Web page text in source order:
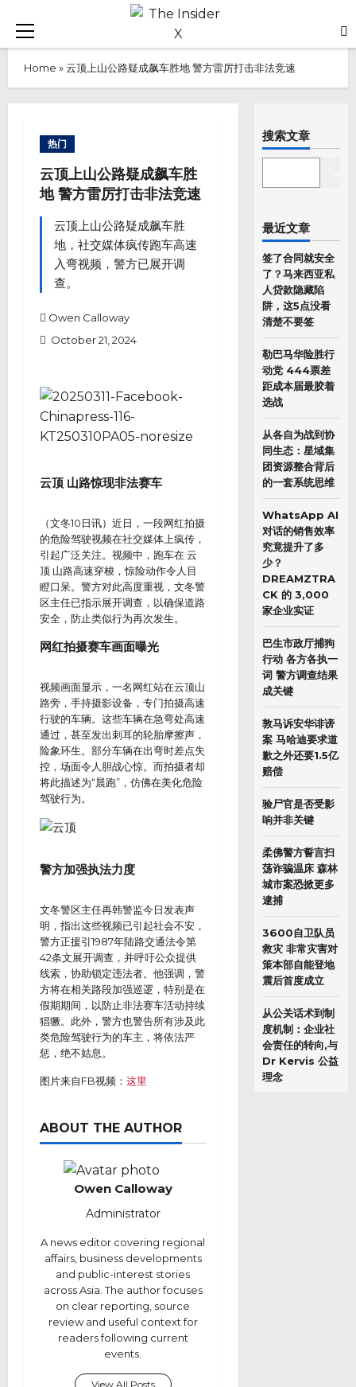
content
Primary
Home »云顶上山公路疑成飙车胜地 警方雷厉打击非法竞速
热门
云顶上山公路疑成飙车胜
地 警方雷厉打击非法竞速
云顶上山公路疑成飙车胜
地，社交媒体疯传跑车高速
入弯视频，警方已展开调
查。
Owen Calloway
October 21, 2024
云顶 山路惊现非法赛车
（文冬10日讯）近日，一段网红拍摄
的危险驾驶视频在社交媒体上疯传，
引起广泛关注。视频中，跑车在 云
顶 山路高速穿梭，惊险动作令人目
瞪口呆。警方对此高度重视，文冬警
区主任已指示展开调查，以确保道路
安全，防止类似行为再次发生。
网红拍摄赛车画面曝光
视频画面显示，一名网红站在云顶山
路旁，手持摄影设备，专门拍摄高速
行驶的车辆。这些车辆在急弯处高速
通过，甚至发出刺耳的轮胎摩擦声，
险象环生。部分车辆在出弯时差点失
控，场面令人胆战心惊。而拍摄者却
将此描述为“晨跑”，仿佛在美化危险
驾驶行为。
警方加强执法力度
文冬警区主任再韩警监今日发表声
明，指出这些视频已引起社会不安，
警方正援引1987年陆路交通法令第
42条文展开调查，并呼吁公众提供
线索，协助锁定违法者。他强调，警
方将在相关路段加强巡逻，特别是在
假期期间，以防止非法赛车活动持续
猖獗。此外，警方也警告所有涉及此
类危险驾驶行为的车主，将依法严
惩，绝不姑息。
图片来自FB视频： 这里
ABOUT THE AUTHOR
Owen Calloway
Administrator
A news editor covering regional
affairs, business developments
and public-interest stories
across Asia. The author focuses
on clear reporting, source
review and useful context for
readers following current
events.
View All Posts
搜索文章
最近文章
签了合同就安全
了？马来西亚私
人贷款隐藏陷
阱，这5点没看
清楚不要签
勒巴马华险胜行
动党 444票差
距成本届最胶着
选战
从各自为战到协
同生态：星域集
团资源整合背后
的一套系统思维
WhatsApp AI
对话的销售效率
究竟提升了多
少？
DREAMZTRA
CK 的 3,000
家企业实证
巴生市政厅捕狗
行动 各方各执一
词 警方调查结果
成关键
敦马诉安华诽谤
案 马哈迪要求道
歉之外还要1.5亿
赔偿
验尸官是否受影
响并非关键
柔佛警方誓言扫
荡诈骗温床 森林
城市案恐掀更多
逮捕
3600自卫队员
救灾 非常灾害对
策本部自能登地
震后首度成立
从公关话术到制
度机制：企业社
会责任的转向,与
Dr Kervis 公益
理念